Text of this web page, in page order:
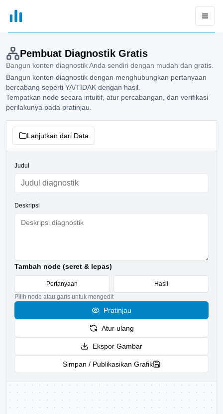
xGrapher
Pembuat Diagnostik Gratis
Bangun konten diagnostik Anda sendiri dengan mudah dan gratis.
Bangun konten diagnostik dengan menghubungkan pertanyaan
bercabang seperti YA/TIDAK dengan hasil.
Tempatkan node secara intuitif, atur percabangan, dan verifikasi
perilakunya pada pratinjau.
Lanjutkan dari Data
Judul
Deskripsi
Tambah node (seret & lepas)
Pertanyaan
Hasil
Pilih node atau garis untuk mengedit
Pratinjau
Atur ulang
Ekspor Gambar
Simpan / Publikasikan Grafik